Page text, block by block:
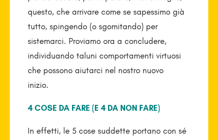
questo, che arrivare come se sapessimo già
tutto, spingendo (o sgomitando) per
sistemarci. Proviamo ora a concludere,
individuando taluni comportamenti virtuosi
che possono aiutarci nel nostro nuovo
inizio.
4 COSE DA FARE (E 4 DA NON FARE)
In effetti, le 5 cose suddette portano con sé